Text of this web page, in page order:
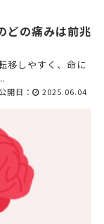
どの痛みは前兆
移しやすく、命に
公開日： 2025.06.04